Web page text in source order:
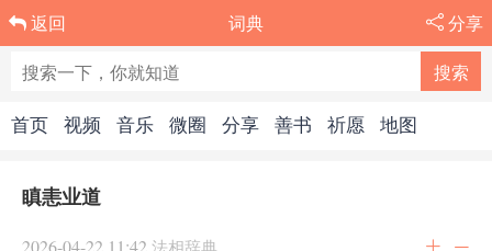
返回 词典 分享
首页 视频 音乐 微圈 分享 善书 祈愿 地图
瞋恚业道
2026-04-22 11:42 法相辞典